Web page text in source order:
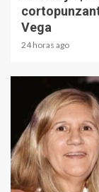
Vega
24 horas ago
2 min read